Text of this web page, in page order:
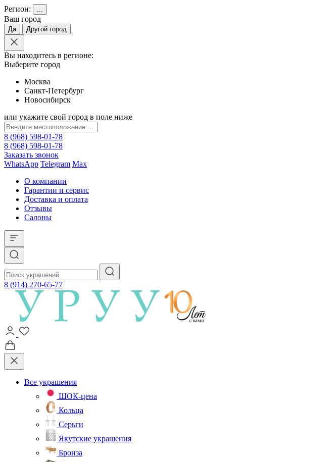
Регион: ...
Ваш город
Да Другой город
Вы находитесь в регионе:
Выберите город
Москва
Санкт-Петербург
Новосибирск
или укажите свой город в поле ниже
8 (968) 598-01-78
8 (968) 598-01-78
Заказать звонок
WhatsApp Telegram Max
О компании
Гарантии и сервис
Доставка и оплата
Отзывы
Салоны
8 (914) 270-65-77
Все украшения
ШОК-цена
Кольца
Серьги
Якутские украшения
Бронза